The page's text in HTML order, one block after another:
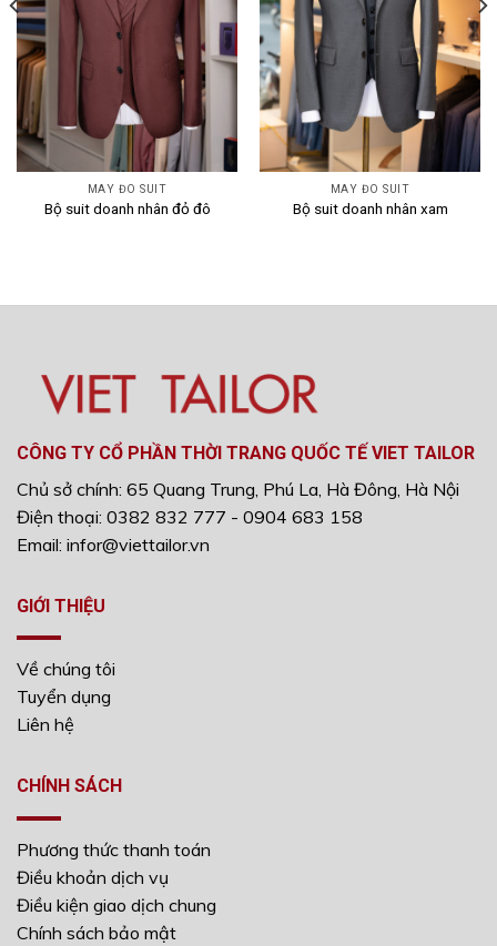
MAY ĐO SUIT
Bộ suit doanh nhân đỏ đô
MAY ĐO SUIT
Bộ suit doanh nhân xam
CÔNG TY CỔ PHẦN THỜI TRANG QUỐC TẾ VIET TAILOR
Chủ sở chính: 65 Quang Trung, Phú La, Hà Đông, Hà Nội
Điện thoại: 0382 832 777 - 0904 683 158
Email: infor@viettailor.vn
GIỚI THIỆU
Về chúng tôi
Tuyển dụng
Liên hệ
CHÍNH SÁCH
Phương thức thanh toán
Điều khoản dịch vụ
Điều kiện giao dịch chung
Chính sách bảo mật